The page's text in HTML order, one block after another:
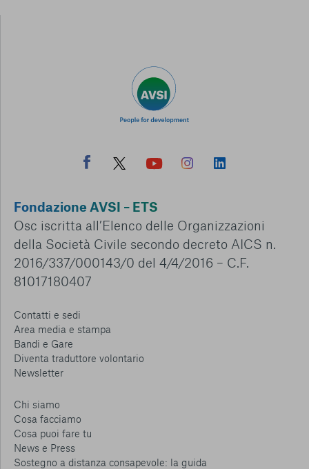
Fondazione AVSI – ETS
Osc iscritta all’Elenco delle Organizzazioni
della Società Civile secondo decreto AICS n.
2016/337/000143/0 del 4/4/2016 – C.F.
81017180407
Contatti e sedi
Area media e stampa
Bandi e Gare
Diventa traduttore volontario
Newsletter
Chi siamo
Cosa facciamo
Cosa puoi fare tu
News e Press
Sostegno a distanza consapevole: la guida